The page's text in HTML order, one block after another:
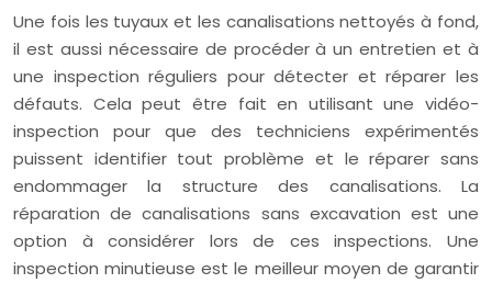
Une fois les tuyaux et les canalisations nettoyés à fond,
il est aussi nécessaire de procéder à un entretien et à
une inspection réguliers pour détecter et réparer les
défauts. Cela peut être fait en utilisant une vidéo-
inspection pour que des techniciens expérimentés
puissent identifier tout problème et le réparer sans
endommager la structure des canalisations. La
réparation de canalisations sans excavation est une
option à considérer lors de ces inspections. Une
inspection minutieuse est le meilleur moyen de garantir